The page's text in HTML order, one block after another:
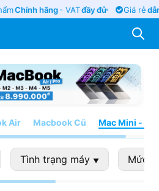
Chính hãng- VATđầy đủ Giá rẻ
Air Macbook Cũ Mac Mini -
Tình trạng máy ▼ Mức